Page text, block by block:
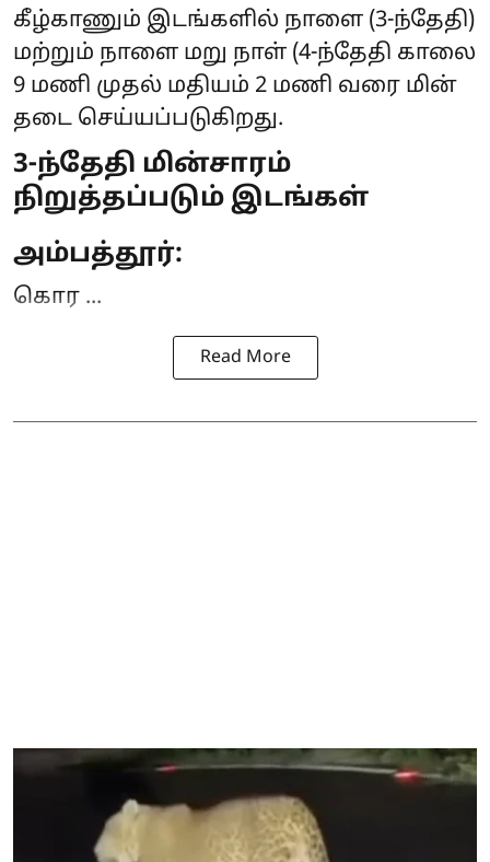
கீழ்காணும் இடங்களில் நாளை (3-ந்தேதி)
மற்றும் நாளை மறு நாள் (4-ந்தேதி காலை
9 மணி முதல் மதியம் 2 மணி வரை மின்
தடை செய்யப்படுகிறது.
3-ந்தேதி மின்சாரம்
நிறுத்தப்படும் இடங்கள்
அம்பத்தூர்:
கொர ...
Read More